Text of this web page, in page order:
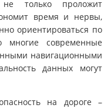
только проложит
время и нервы,
ориентироваться по
многие современные
навигационными
данных могут
на дороге –